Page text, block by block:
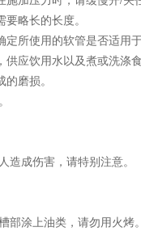
略长的长度。
使用的软管是否适用于
饮用水以及煮或洗涤
磨损。
成伤害，请特别注意。
涂上油类，请勿用火烤